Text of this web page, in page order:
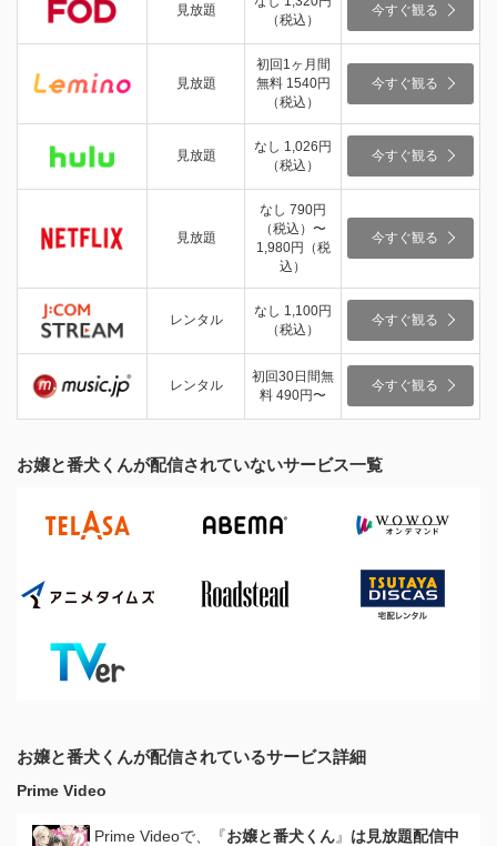
見放題
（税込）
今すぐ観る
見放題
初回1ヶ月間
無料 1540円
（税込）
今すぐ観る
見放題
なし 1,026円
（税込）
今すぐ観る
見放題
なし 790円
（税込）〜
1,980円（税
込）
今すぐ観る
レンタル
なし 1,100円
（税込）
今すぐ観る
レンタル
初回30日間無
料 490円〜
今すぐ観る
お嬢と番犬くんが配信されていないサービス一覧
お嬢と番犬くんが配信されているサービス詳細
Prime Video
Prime Videoで、『お嬢と番犬くん』 は見放題配信中